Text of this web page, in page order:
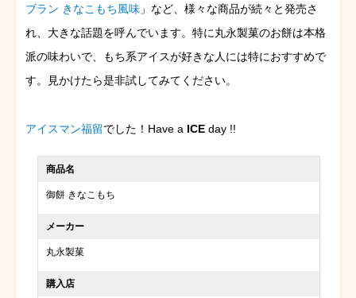
ブラン きなこもち風味 」など、様々な商品が続々と発売さ
れ、大きな話題を呼んでいます。特に丸永製菓のお餅は本格
派の味わいで、もち系アイスが好きな人には特におすすめで
す。見かけたら是非試してみてください。
アイスマン福留でした！Have a ICE day !!
商品名
御餅 きなこもち
メーカー
丸永製菓
購入店